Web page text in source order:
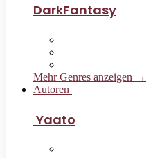
DarkFantasy
Mehr Genres anzeigen →
Autoren
Yaato